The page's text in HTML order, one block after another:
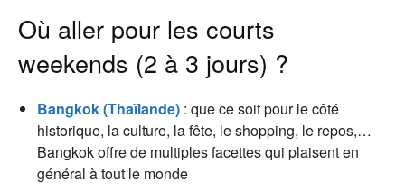
Où aller pour les courts
weekends (2 à 3 jours) ?
Bangkok (Thaïlande) : que ce soit pour le côté
historique, la culture, la fête, le shopping, le repos,…
Bangkok offre de multiples facettes qui plaisent en
général à tout le monde